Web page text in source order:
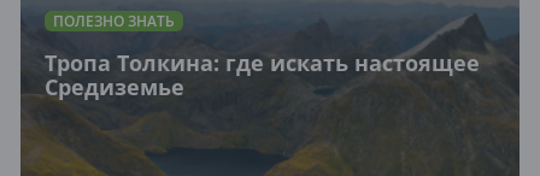
ПОЛЕЗНО ЗНАТЬ
Тропа Толкина: где искать настоящее
Средиземье